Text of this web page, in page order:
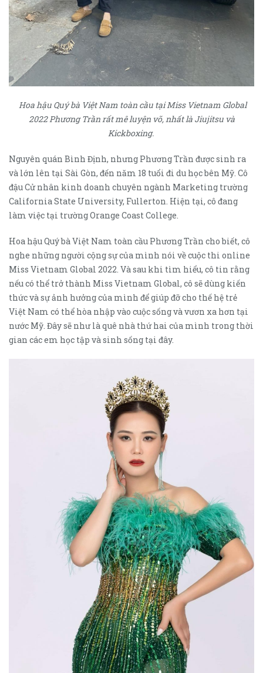
Hoa hậu Quý bà Việt Nam toàn cầu tại Miss Vietnam Global
2022 Phương Trần rất mê luyện võ, nhất là Jiujitsu và
Kickboxing.
Nguyên quán Bình Định, nhưng Phương Trần được sinh ra
và lớn lên tại Sài Gòn, đến năm 18 tuổi đi du học bên Mỹ. Cô
đậu Cử nhân kinh doanh chuyên ngành Marketing trường
California State University, Fullerton. Hiện tại, cô đang
làm việc tại trường Orange Coast College.
Hoa hậu Quý bà Việt Nam toàn cầu Phương Trần cho biết, cô
nghe những người cộng sự của mình nói về cuộc thi online
Miss Vietnam Global 2022. Và sau khi tìm hiểu, cô tin rằng
nếu có thể trở thành Miss Vietnam Global, cô sẽ dùng kiến
thức và sự ảnh hưởng của mình để giúp đỡ cho thế hệ trẻ
Việt Nam có thể hòa nhập vào cuộc sống và vươn xa hơn tại
nước Mỹ. Đây sẽ như là quê nhà thứ hai của mình trong thời
gian các em học tập và sinh sống tại đây.